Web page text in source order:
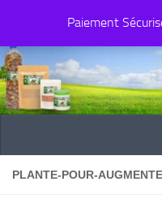
Paiement
Au dessous du contenu
PLANTE-POUR-